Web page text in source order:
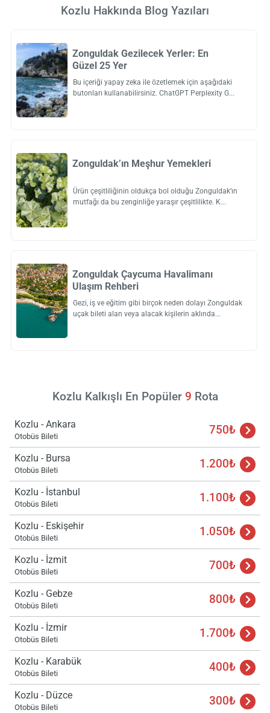
Kozlu Hakkında Blog Yazıları
Zonguldak Gezilecek Yerler: En
Güzel 25 Yer
Bu içeriği yapay zeka ile özetlemek için aşağıdaki
butonları kullanabilirsiniz. ChatGPT Perplexity G
Zonguldak’ın Meşhur Yemekleri
Ürün çeşitliliğinin oldukça bol olduğu Zonguldak’ın
mutfağı da bu zenginliğe yaraşır çeşitlilikte. K
Zonguldak Çaycuma Havalimanı
Ulaşım Rehberi
Gezi, iş ve eğitim gibi birçok neden dolayı Zonguldak
uçak bileti alan veya alacak kişilerin aklında
Kozlu Kalkışlı En Popüler 9 Rota
Kozlu - Ankara
Otobüs Bileti 750₺
Kozlu - Bursa
Otobüs Bileti 1.200₺
Kozlu - İstanbul
Otobüs Bileti 1.100₺
Kozlu - Eskişehir
Otobüs Bileti 1.050₺
Kozlu - İzmit
Otobüs Bileti 700₺
Kozlu - Gebze
Otobüs Bileti 800₺
Kozlu - İzmir
Otobüs Bileti 1.700₺
Kozlu - Karabük
Otobüs Bileti 400₺
Kozlu - Düzce
Otobüs Bileti 300₺